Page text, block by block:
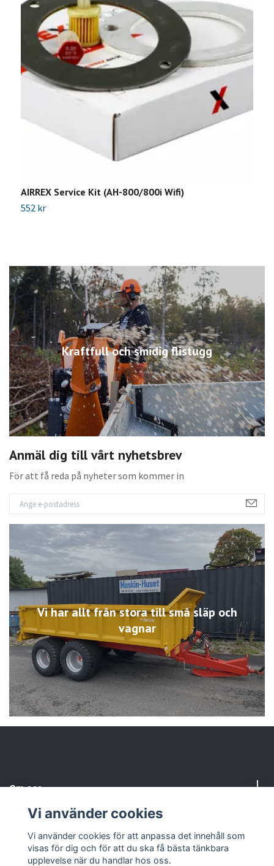
Kraftfull och smidig flistugg
Anmäl dig till vårt nyhetsbrev
För att få reda på nyheter som kommer in
Vi har allt från stora till små släp och
vagnar
AIRREX Service Kit (AH-800/800i Wifi)
552 kr
Om oss
Kundtjänst
Sociala medier
Vi använder cookies
Vi använder cookies för att anpassa det innehåll som
visas för dig och för att du ska få bästa tänkbara
upplevelse när du handlar hos oss.